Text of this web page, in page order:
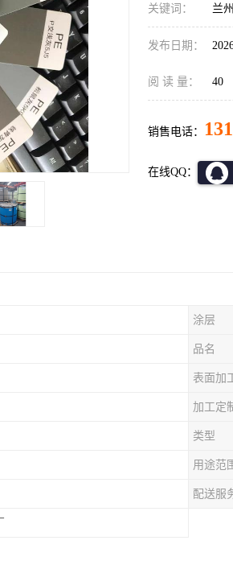
关键词： 兰
发布日期：
阅 读 量： 40
销售电话：
在线QQ：
涂层
品名
表面加
加工定
类型
用途范
配送服